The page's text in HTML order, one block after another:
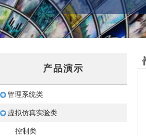
产品演示
管理系统类
虚拟仿真实验类
控制类